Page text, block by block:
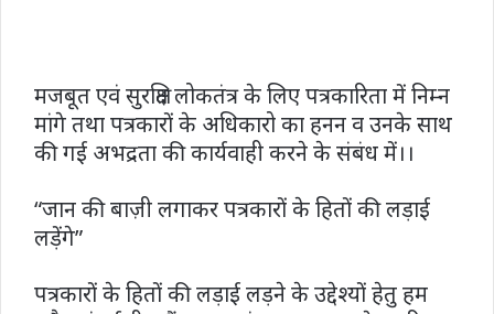
मजबूत एवं सुरक्षित लोकतंत्र के लिए पत्रकारिता में निम्न
मांगे तथा पत्रकारों के अधिकारो का हनन व उनके साथ
की गई अभद्रता की कार्यवाही करने के संबंध में।।
“जान की बाज़ी लगाकर पत्रकारों के हितों की लड़ाई
लड़ेंगे”
पत्रकारों के हितों की लड़ाई लड़ने के उद्देश्यों हेतु हम